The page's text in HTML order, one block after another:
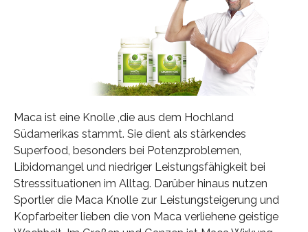
Maca ist eine Knolle ,die aus dem Hochland
Südamerikas stammt. Sie dient als stärkendes
Superfood, besonders bei Potenzproblemen,
Libidomangel und niedriger Leistungsfähigkeit bei
Stresssituationen im Alltag. Darüber hinaus nutzen
Sportler die Maca Knolle zur Leistungsteigerung und
Kopfarbeiter lieben die von Maca verliehene geistige